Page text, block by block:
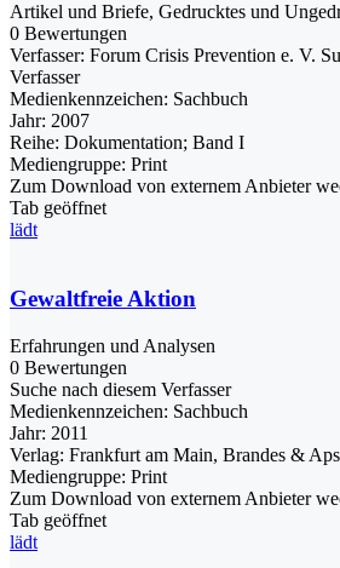
Artikel und Briefe, Gedrucktes und
0 Bewertungen
Verfasser: Forum Crisis Prevention e. V.
Verfasser
Medienkennzeichen: Sachbuch
Jahr: 2007
Reihe: Dokumentation; Band I
Mediengruppe: Print
Zum Download von externem Anbieter
Tab geöffnet
lädt
Gewaltfreie Aktion
Erfahrungen und Analysen
0 Bewertungen
Suche nach diesem Verfasser
Medienkennzeichen: Sachbuch
Jahr: 2011
Verlag: Frankfurt am Main, Brandes &
Mediengruppe: Print
Zum Download von externem Anbieter
Tab geöffnet
lädt